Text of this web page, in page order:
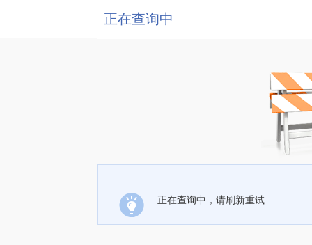
正在查询中
正在查询中，请刷新重试